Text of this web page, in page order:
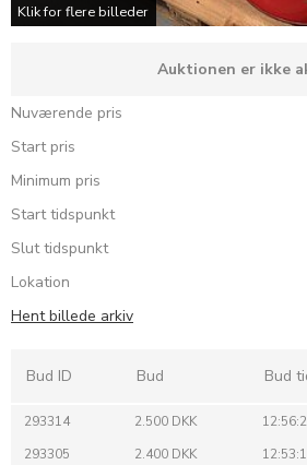
Klik for flere billeder
Auktionen er ikke
Nuværende pris
Start pris
Minimum pris
Start tidspunkt
Slut tidspunkt
Lokation
Hent billede arkiv
Bud ID Bud Bud
293314 2.500 DKK
293305
2.400 DKK